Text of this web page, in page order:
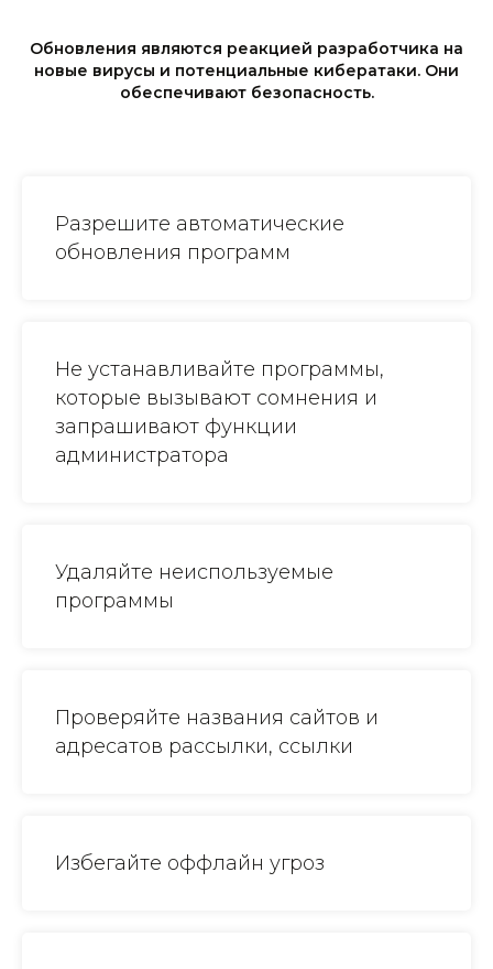
Обновления являются реакцией разработчика на
новые вирусы и потенциальные кибератаки. Они
обеспечивают безопасность.
Разрешите автоматические
обновления программ
Не устанавливайте программы,
которые вызывают сомнения и
запрашивают функции
администратора
Удаляйте неиспользуемые
программы
Проверяйте названия сайтов и
адресатов рассылки, ссылки
Избегайте оффлайн угроз